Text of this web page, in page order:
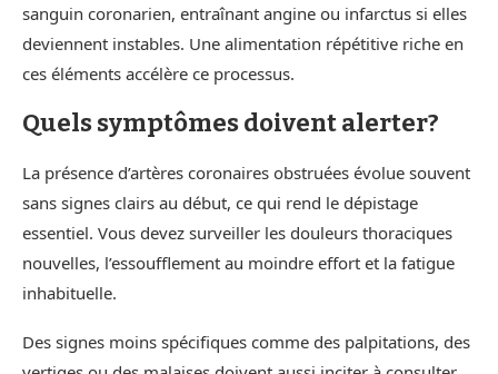
sanguin coronarien, entraînant angine ou infarctus si elles
deviennent instables. Une alimentation répétitive riche en
ces éléments accélère ce processus.
Quels symptômes doivent alerter?
La présence d’artères coronaires obstruées évolue souvent
sans signes clairs au début, ce qui rend le dépistage
essentiel. Vous devez surveiller les douleurs thoraciques
nouvelles, l’essoufflement au moindre effort et la fatigue
inhabituelle.
Des signes moins spécifiques comme des palpitations, des